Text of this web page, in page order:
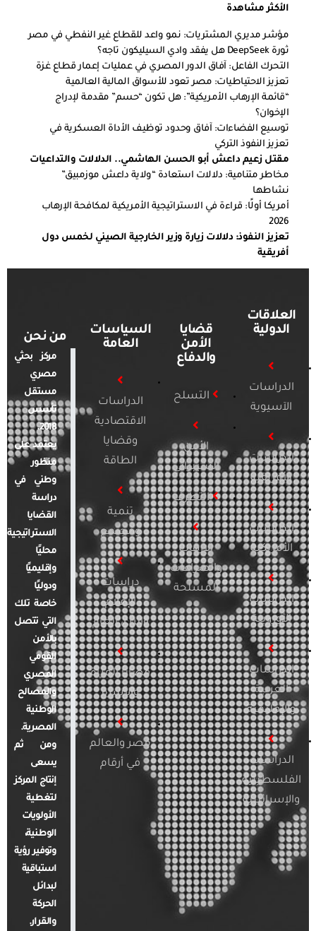
الأكثر مشاهدة
مؤشر مديري المشتريات: نمو واعد للقطاع غير النفطي في مصر
ثورة DeepSeek هل يفقد وادي السيليكون تاجه؟
التحرك الفاعل: آفاق الدور المصري في عمليات إعمار قطاع غزة
تعزيز الاحتياطيات: مصر تعود للأسواق المالية العالمية
“قائمة الإرهاب الأمريكية”: هل تكون “حسم” مقدمة لإدراج
الإخوان؟
توسيع الفضاءات: آفاق وحدود توظيف الأداة العسكرية في
تعزيز النفوذ التركي
مقتل زعيم داعش أبو الحسن الهاشمي.. الدلالات والتداعيات
مخاطر متنامية: دلالات استعادة “ولاية داعش موزمبيق”
نشاطها
أمريكا أولًا: قراءة في الاستراتيجية الأمريكية لمكافحة الإرهاب
2026
تعزيز النفوذ: دلالات زيارة وزير الخارجية الصيني لخمس دول
أفريقية
العلاقات
الدولية
الدراسات
الآسيوية
الدراسات
الأفريقية
الدراسات
الأمريكية
الدراسات
الأوروبية
الدراسات
العربية
والإقليمية
الدراسات
الفلسطينية
والإسرائيلية
قضايا
الأمن
والدفاع
التسلح
الأمن
السيبراني
التطرف
الإرهاب
والصراعات
المسلحة
السياسات
العامة
الدراسات
الاقتصادية
وقضايا
الطاقة
تنمية
ومجتمع
دراسات
الإعلام
والرأي العام
قضايا المرأة
والأسرة
مصر والعالم
في أرقام
من نحن
مركز بحثي
مصري
مستقل
تأسس
2018.
يعتمد على
منظور
وطني في
دراسة
القضايا
الاستراتيجية
محليًا
وإقليميًا
ودوليًا
خاصة تلك
التي تتصل
بالأمن
القومي
المصري
والمصالح
الوطنية
المصرية.
ومن ثم
يسعى
إنتاج المركز
لتغطية
الأولويات
الوطنية،
وتوفير رؤية
استباقية
لبدائل
الحركة
والقرار.